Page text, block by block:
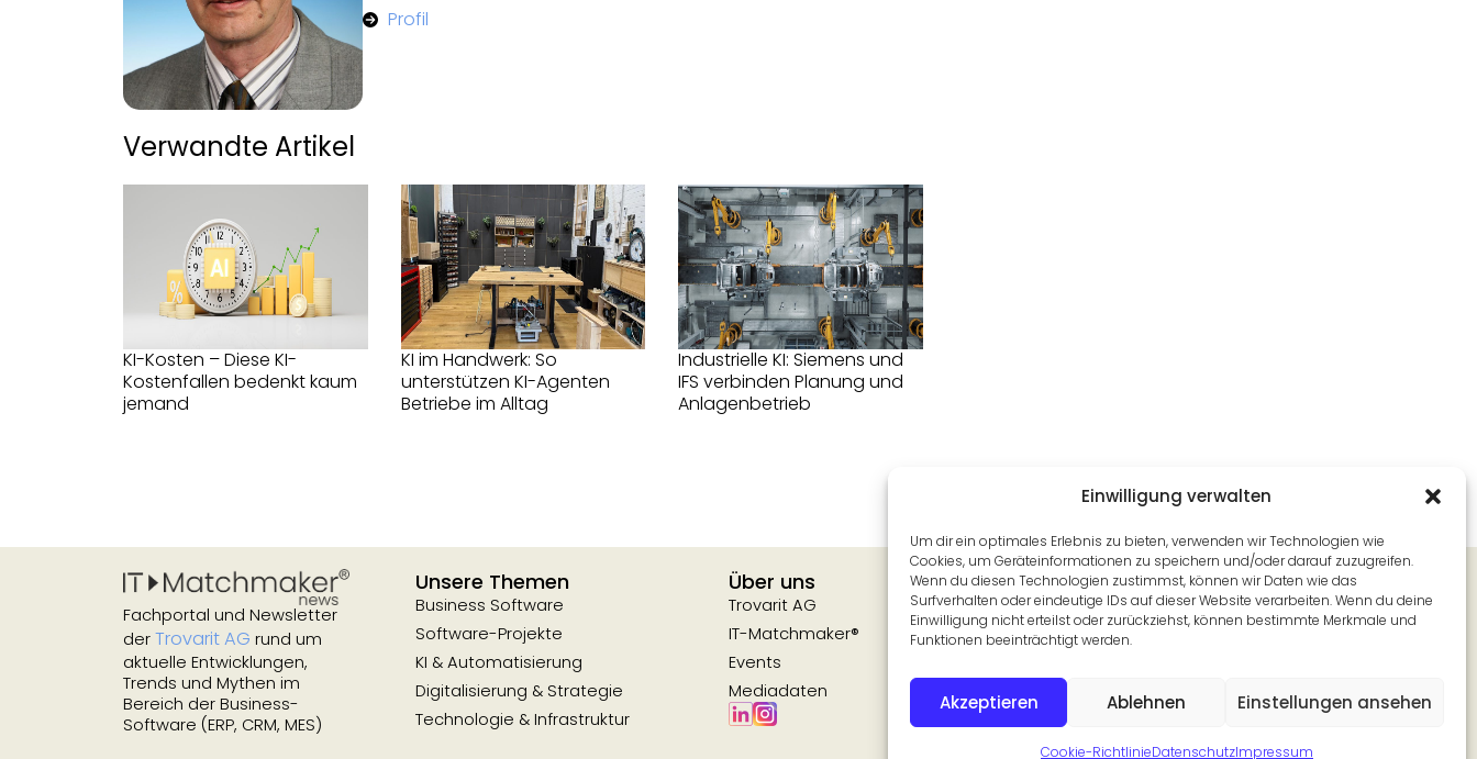
Einwilligung verwalten
Um dir ein optimales Erlebnis zu bieten, verwenden wir Technologien wie
Cookies, um Geräteinformationen zu speichern und/oder darauf zuzugreifen.
Wenn du diesen Technologien zustimmst, können wir Daten wie das
Surfverhalten oder eindeutige IDs auf dieser Website verarbeiten. Wenn du deine
Einwilligung nicht erteilst oder zurückziehst, können bestimmte Merkmale und
Funktionen beeinträchtigt werden.
Akzeptieren Ablehnen Einstellungen ansehen
Cookie-RichtlinieDatenschutzImpressum
Profil
Verwandte Artikel
KI-Kosten – Diese KI-
Kostenfallen bedenkt kaum
jemand
KI im Handwerk: So
unterstützen KI-Agenten
Betriebe im Alltag
Industrielle KI: Siemens und
IFS verbinden Planung und
Anlagenbetrieb
Fachportal und Newsletter
der Trovarit AG rund um
aktuelle Entwicklungen,
Trends und Mythen im
Bereich der Business-
Software (ERP, CRM, MES)
Unsere Themen
Business Software
Software-Projekte
KI & Automatisierung
Digitalisierung & Strategie
Technologie & Infrastruktur
Über uns
Trovarit AG
IT-Matchmaker®
Events
Mediadaten
Newsletter
Alle 14 Tage aus unserer Redaktion in
Ihr Postfach.
Jetzt abonnieren